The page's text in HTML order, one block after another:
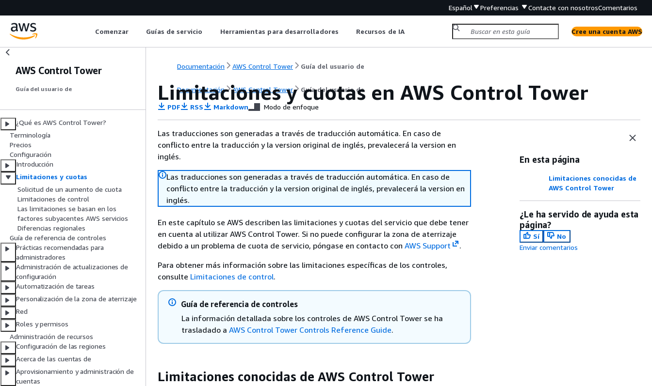
Español Preferencias Contacte con nosotrosComentarios
Comenzar Guías de servicio Herramientas para desarrolladores Recursos de IA Cree una cuenta AWS
AWS Control Tower
Guía del usuario de
¿Qué es AWS Control Tower?
Terminología
Precios
Configuración
Introducción
Limitaciones y cuotas
Solicitud de un aumento de cuota
Limitaciones de control
Las limitaciones se basan en los
factores subyacentes AWS servicios
Diferencias regionales
Guía de referencia de controles
Prácticas recomendadas para
administradores
Administración de actualizaciones de
configuración
Automatización de tareas
Personalización de la zona de aterrizaje
Red
Roles y permisos
Administración de recursos
Configuración de las regiones
Acerca de las cuentas de
Aprovisionamiento y administración de
cuentas
Documentación AWS Control Tower Guía del usuario de
Documentación AWS Control Tower Guía del usuario de
Limitaciones y cuotas en AWS Control Tower
PDF RSS Markdown Modo de enfoque
Las traducciones son generadas a través de traducción automática. En caso de
conflicto entre la traducción y la version original de inglés, prevalecerá la version en
inglés.
Las traducciones son generadas a través de traducción automática. En caso de
conflicto entre la traducción y la version original de inglés, prevalecerá la version en
inglés.
En este capítulo se AWS describen las limitaciones y cuotas del servicio que debe tener
en cuenta al utilizar AWS Control Tower. Si no puede configurar la zona de aterrizaje
debido a un problema de cuota de servicio, póngase en contacto con AWS Support
.
Para obtener más información sobre las limitaciones específicas de los controles,
consulte Limitaciones de control.
Guía de referencia de controles
La información detallada sobre los controles de AWS Control Tower se ha
trasladado a AWS Control Tower Controls Reference Guide.
Limitaciones conocidas de AWS Control Tower
En esta página
Limitaciones conocidas de
AWS Control Tower
¿Le ha servido de ayuda esta
página?
Sí
No
Enviar comentarios